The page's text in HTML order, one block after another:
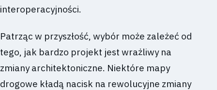
interoperacyjności.
Patrząc w przyszłość, wybór może zależeć od
tego, jak bardzo projekt jest wrażliwy na
zmiany architektoniczne. Niektóre mapy
drogowe kładą nacisk na rewolucyjne zmiany